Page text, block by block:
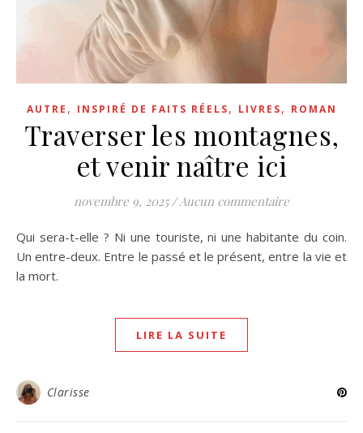
AUTRE , INSPIRÉ DE FAITS RÉELS, LIVRES, ROMAN
Traverser les montagnes,
et venir naître ici
novembre 9, 2025 /Aucun commentaire
Qui sera-t-elle ? Ni une touriste, ni une habitante du coin.
Un entre-deux. Entre le passé et le présent, entre la vie et
la mort.
LIRE LA SUITE
Clarisse